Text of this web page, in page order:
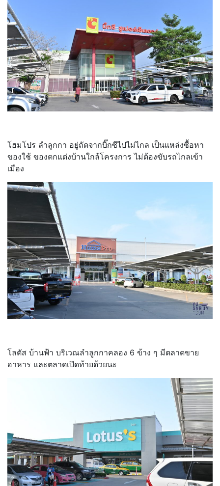
โฮมโปร ลำลูกกา อยู่ถัดจากบิ๊กซีไปไม่ไกล เป็นแหล่งซื้อหา
ของใช้ ของตกแต่งบ้านใกล้โครงการ ไม่ต้องขับรถไกลเข้า
เมือง
โลตัส บ้านฟ้า บริเวณลำลูกกาคลอง 6 ข้าง ๆ มีตลาดขาย
อาหาร และตลาดเปิดท้ายด้วยนะ